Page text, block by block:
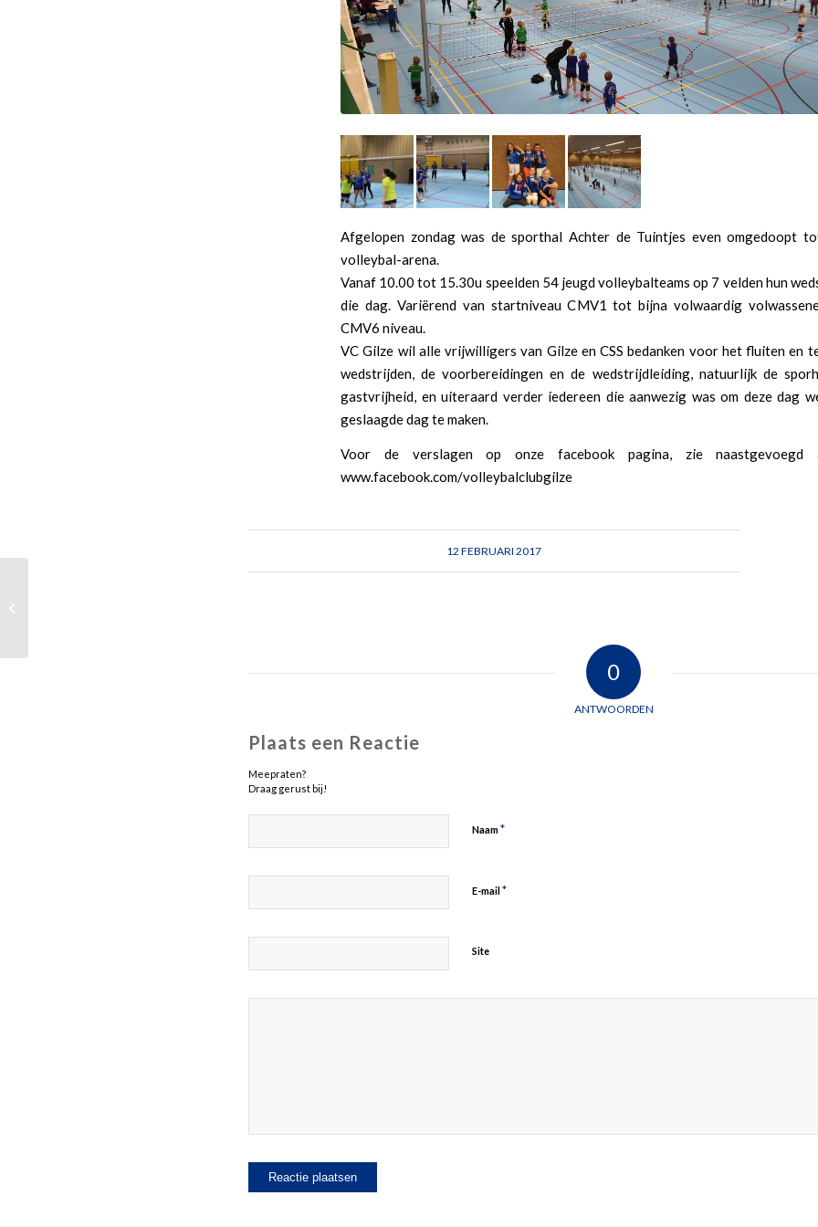
Afgelopen zondag was de sporthal Achter de Tuintjes even omgedoopt
volleybal-arena.
Vanaf 10.00 tot 15.30u speelden 54 jeugd volleybalteams op 7 velden hun
die dag. Variërend van startniveau CMV1 tot bijna volwaardig
CMV6 niveau.
VC Gilze wil alle vrijwilligers van Gilze en CSS bedanken voor het fluiten en
wedstrijden, de voorbereidingen en de wedstrijdleiding, natuurlijk de
gastvrijheid, en uiteraard verder iedereen die aanwezig was om deze dag
geslaagde dag te maken.
Voor de verslagen op onze facebook pagina, zie naastgevoegd
www.facebook.com/volleybalclubgilze
12 FEBRUARI 2017
0
ANTWOORDEN
Plaats een Reactie
Meepraten?
Draag gerust bij!
Naam*
E-mail*
Site